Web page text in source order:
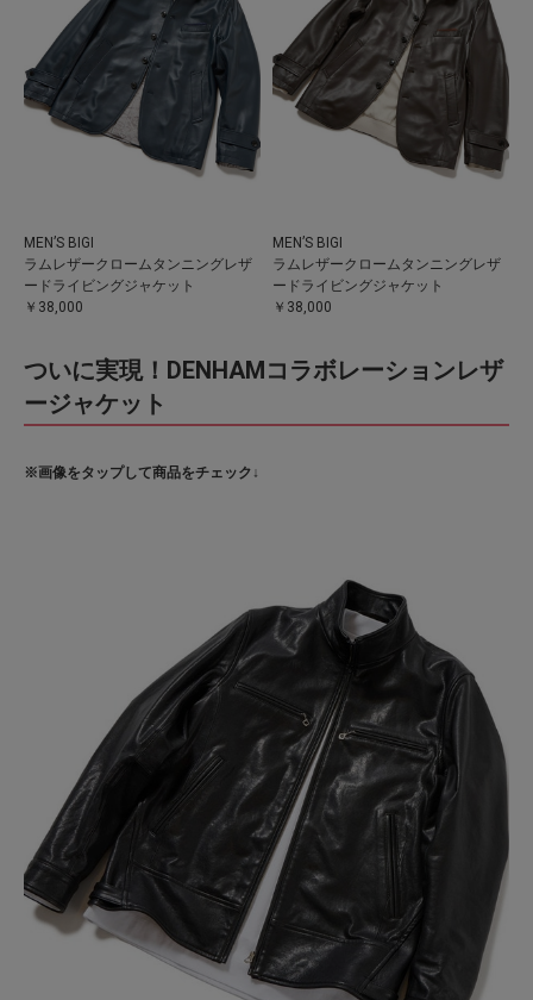
MEN’S BIGI
ラムレザークロームタンニングレザ
ードライビングジャケット
￥38,000
MEN’S BIGI
ラムレザークロームタンニングレザ
ードライビングジャケット
￥38,000
ついに実現！DENHAMコラボレーションレザ
ージャケット
※画像をタップして商品をチェック↓